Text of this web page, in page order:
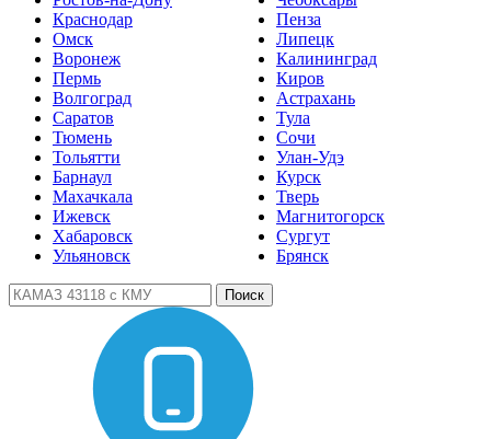
Краснодар
Омск
Воронеж
Пермь
Волгоград
Саратов
Тюмень
Тольятти
Барнаул
Махачкала
Ижевск
Хабаровск
Ульяновск
Пенза
Липецк
Калининград
Киров
Астрахань
Тула
Сочи
Улан-Удэ
Курск
Тверь
Магнитогорск
Сургут
Брянск
Поиск